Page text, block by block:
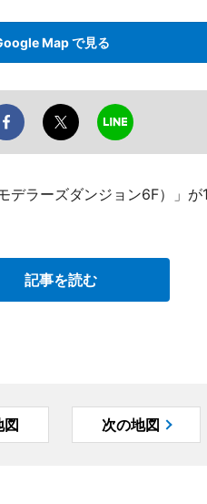
Map で見る
ラーズダンジョン6F）」が
記事を読む
図 次の地図